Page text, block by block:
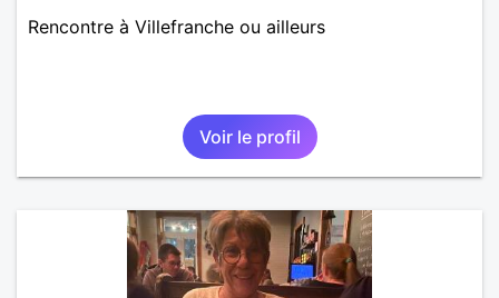
Rencontre à Villefranche ou ailleurs
Voir le profil